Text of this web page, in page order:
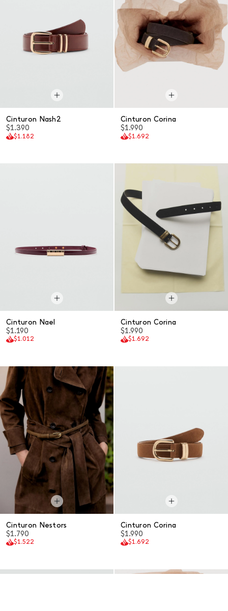
Cinturon Nash2
$1.390
$1.182
Cinturon Corina
$1.990
$1.692
Cinturon Nael
$1.190
$1.012
Cinturon Corina
$1.990
$1.692
Cinturon Nestors
$1.790
$1.522
Cinturon Corina
$1.990
$1.692